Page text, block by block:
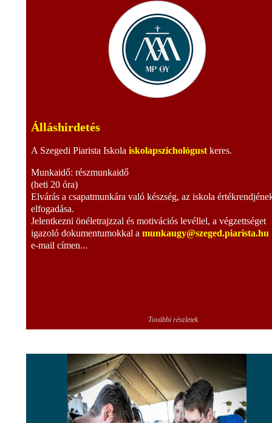
Álláshirdetés
A Szegedi Piarista Iskola iskolapszichológust keres.
Munkaidő: részmunkaidő
(heti 20 óra)
Elvárás a csapatmunkára való készség, az iskola
elfogadása.
Jelentkezni önéletrajzzal és motivációs levéllel, a végzettséget
igazoló dokumentumokkal a munkaugy@szeged.piarista.hu
e-mail címen...
További részletek